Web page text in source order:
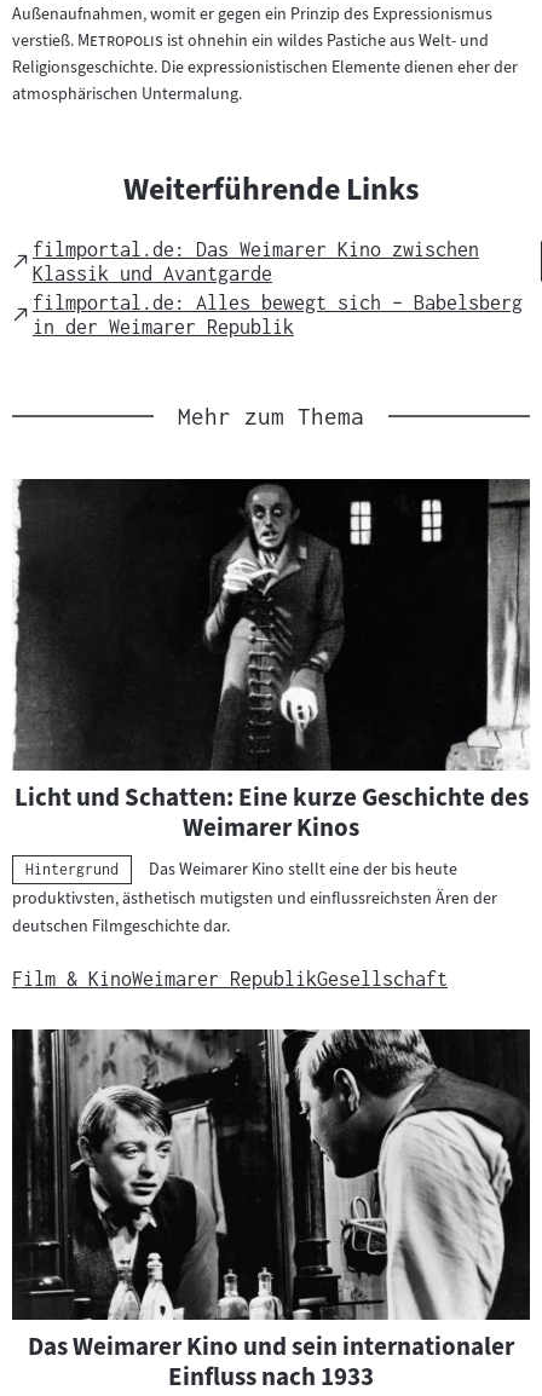
Außenaufnahmen, womit er gegen ein Prinzip des Expressionismus
verstieß. "Metropolis "ist ohnehin ein wildes Pastiche aus Welt- und
Religionsgeschichte. Die expressionistischen Elemente dienen eher der
atmosphärischen Untermalung.
Weiterführende Links
External
Link
filmportal.de: Das Weimarer Kino zwischen
Klassik und Avantgarde
External
Link
filmportal.de: Alles bewegt sich – Babelsberg
in der Weimarer Republik
Mehr zum Thema
Licht und Schatten: Eine kurze Geschichte des
Weimarer Kinos
Kategorie:
Hintergrund
Das Weimarer Kino stellt eine der bis heute
produktivsten, ästhetisch mutigsten und einflussreichsten Ären der
deutschen Filmgeschichte dar.
Film & KinoWeimarer RepublikGesellschaft
Das Weimarer Kino und sein internationaler
Einfluss nach 1933